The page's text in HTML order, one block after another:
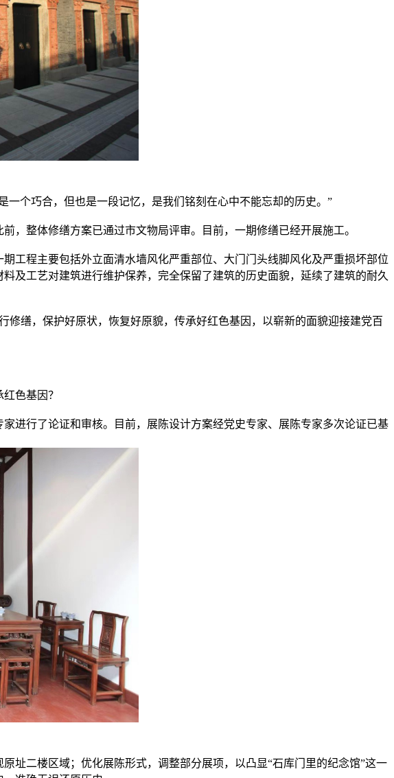
个巧合，但也是一段记忆，是我们铭刻在心中不能忘却的历史。”
整体修缮方案已通过市文物局评审。目前，一期修缮已经开展施工。
程主要包括外立面清水墙风化严重部位、大门门头线脚风化及严重损坏部位
及工艺对建筑进行维护保养，完全保留了建筑的历史面貌，延续了建筑的耐久
缮，保护好原状，恢复好原貌，传承好红色基因，以崭新的面貌迎接建党百
色基因？
行了论证和审核。目前，展陈设计方案经党史专家、展陈专家多次论证已基
二楼区域；优化展陈形式，调整部分展项，以凸显“石库门里的纪念馆”这一